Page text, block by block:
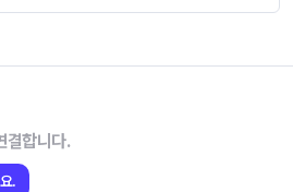
합니다.
.